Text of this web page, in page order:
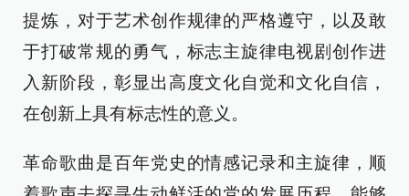
提炼，对于艺术创作规律的严格遵守，以及敢
于打破常规的勇气，标志主旋律电视剧创作进
入新阶段，彰显出高度文化自觉和文化自信，
在创新上具有标志性的意义。
革命歌曲是百年党史的情感记录和主旋律，顺